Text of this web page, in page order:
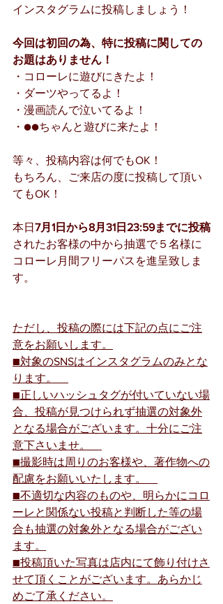
インスタグラムに投稿しましょう！
今回は初回の為、特に投稿に関しての
お題はありません！
・コローレに遊びにきたよ！
・ダーツやってるよ！
・漫画読んで泣いてるよ！
・●●ちゃんと遊びに来たよ！
等々、投稿内容は何でもOK！
もちろん、ご来店の度に投稿して頂い
てもOK！
本日 7月1日から8月31日23:59までに投稿
されたお客様の中から抽選で５名様に
コローレ月間フリーパスを進呈致しま
す。
ただし、投稿の際には下記の点にご注
意をお願いします。
■対象のSNSはインスタグラムのみとな
ります。
■正しいハッシュタグが付いていない場
合、投稿が見つけられず抽選の対象外
となる場合がございます。十分にご注
意下さいませ。
■撮影時は周りのお客様や、著作物への
配慮をお願いいたします。
■不適切な内容のものや、明らかにコロ
ーレと関係ない投稿と判断した等の場
合も抽選の対象外となる場合がござい
ます。
■投稿頂いた写真は店内にて飾り付けさ
せて頂くことがございます。あらかじ
めご了承ください。